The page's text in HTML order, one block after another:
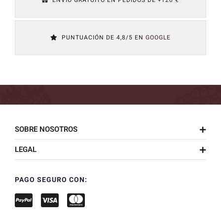
PUNTUACIÓN DE 4,8/5 EN GOOGLE
SOBRE NOSOTROS
LEGAL
PAGO SEGURO CON: